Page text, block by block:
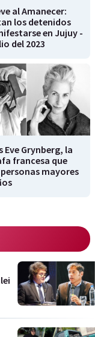
al Amanecer:
los detenidos
en Jujuy -
del 2023
Eve Grynberg, la
francesa que
mayores